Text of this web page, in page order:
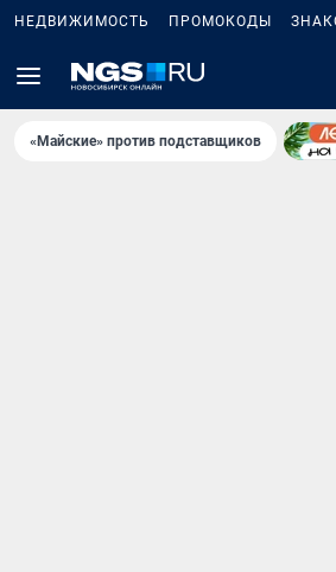
НЕДВИЖИМОСТЬ ПРОМОКОДЫ
«Майские» против подставщиков